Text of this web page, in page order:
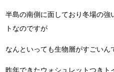
半島の南側に面しており冬場の強
トなのですが
なんといっても生物層がすごいん
昨年できたウォシュレットつきト